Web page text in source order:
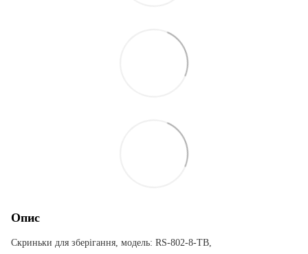
Опис
Скриньки для зберігання, модель: RS-802-8-TB,